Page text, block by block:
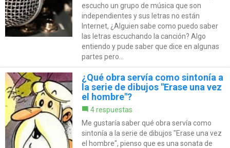
escucho un grupo de música que son
independientes y sus letras no están
Internet, ¿Alguien sabe como puedo saber
las letras escuchando la canción? Algo
entiendo y pude saber que dice en algunas
partes pero...
¿Qué obra servía como sintonía a
la serie de dibujos "Erase una vez
el hombre"?
4 respuestas
Me gustaría saber qué obra servía como
sintonía a la serie de dibujos "Erase una vez
el hombre", pienso que es una sonata de